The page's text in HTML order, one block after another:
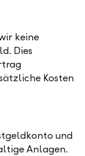
keine
Dies
Kosten
und
Anlagen.